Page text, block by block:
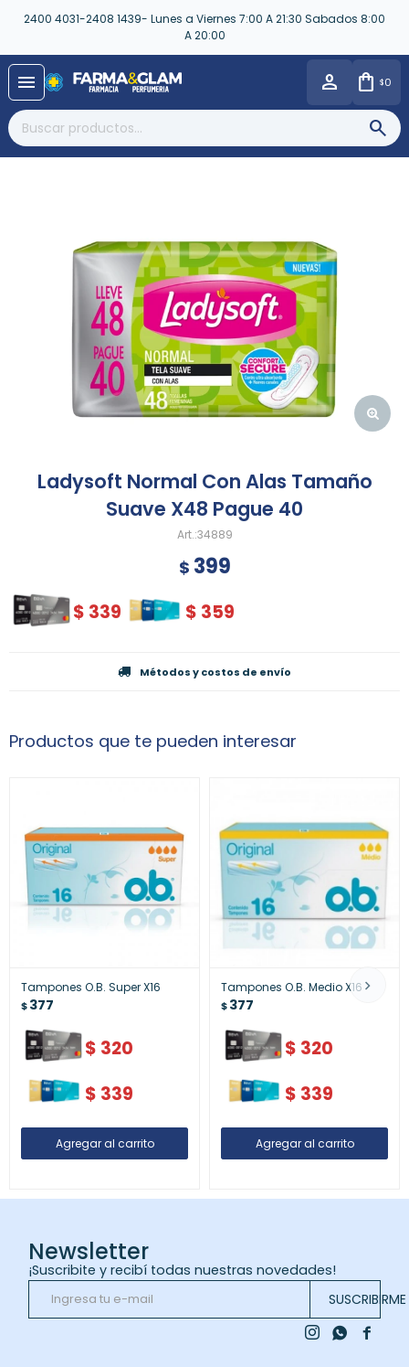
2400 4031-2408 1439- Lunes a Viernes 7:00 A 21:30 Sabados 8:00
A 20:00
menu $0
Ladysoft Normal Con Alas Tamaño
Suave X48 Pague 40
34889
$ 399
$ 339 $ 359
Métodos y costos de envío
Productos que te pueden interesar
Tampones O.B. Super X16
$377
$ 320
$ 339
Tampones O.B. Medio X16
$377
$ 320
$ 339
Newsletter
¡Suscribite y recibí todas nuestras novedades!
SUSCRIBIRME

 